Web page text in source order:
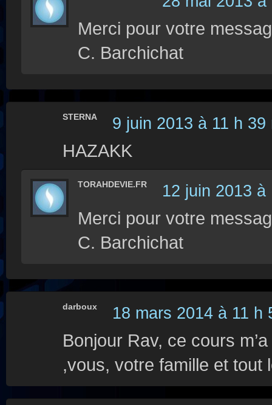
Merci pour votre
C. Barchichat
STERNA 9 juin 2013 à 11 h 39
HAZAKK
TORAHDEVIE.FR 12 juin 2013 à
Merci pour votre
C. Barchichat
darboux 18 mars 2014 à 11 h
Bonjour Rav, ce cours
,vous, votre famille et tout